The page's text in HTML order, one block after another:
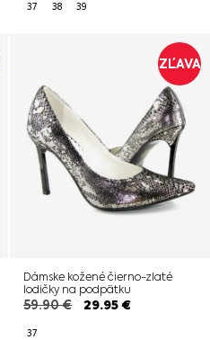
37 38 39
ZĽAVA
Dámske kožené čierno-zlaté
lodičky na podpätku
59.90€ 29.95€
37